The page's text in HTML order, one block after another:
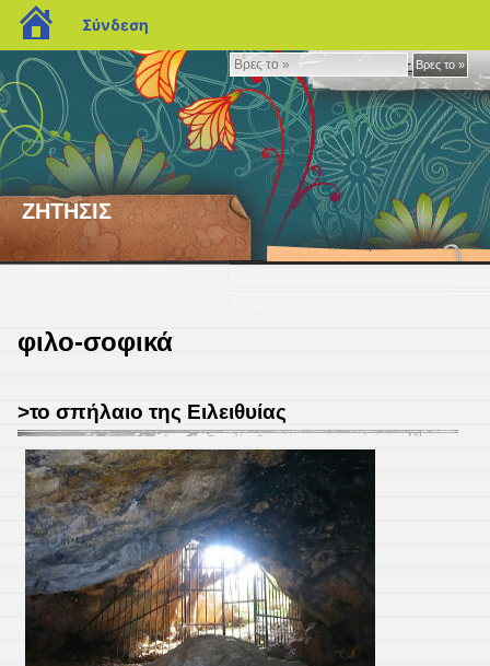
Βρες
το
»
Βρες το »
ΖΗΤΗΣΙΣ
φιλο-σοφικά
>το σπήλαιο της Ειλειθυίας
blogs.sch.gr
Σύνδεση